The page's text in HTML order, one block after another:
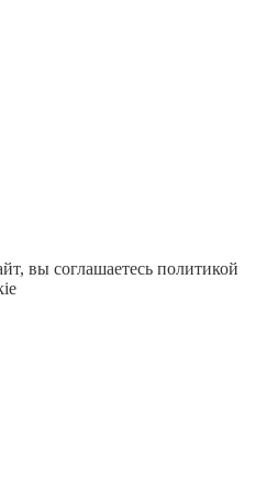
вы соглашаетесь политикой